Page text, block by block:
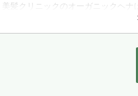
美髪クリニックのオーガニックヘ
ト」(世界基準のオーガニック認証
自開発した50種類の天然由来美容
へ浸透、補修させていきます。